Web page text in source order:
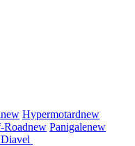
new Hypermotardnew
Roadnew Panigalenew